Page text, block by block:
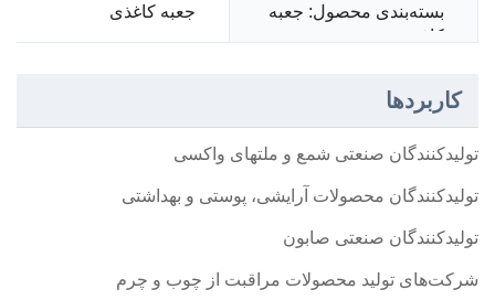
بسته‌بندی محصول: جعبه
کاغذی
جعبه کاغذی
کاربردها
تولیدکنندگان صنعتی شمع و ملتهای واکسی
تولیدکنندگان محصولات آرایشی، پوستی و بهداشتی
تولیدکنندگان صنعتی صابون
شرکت‌های تولید محصولات مراقبت از چوب و چرم